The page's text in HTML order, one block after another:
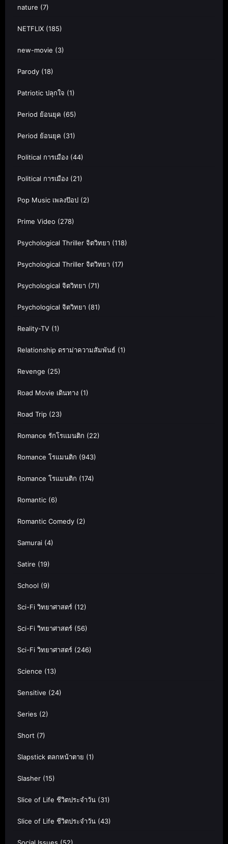
nature (7)
NETFLIX (185)
new-movie (3)
Parody (18)
Patriotic ปลุกใจ (1)
Period ย้อนยุค (65)
Period ย้อนยุค (31)
Political การเมือง (44)
Political การเมือง (21)
Pop Music เพลงป๊อป (2)
Prime Video (278)
Psychological Thriller จิตวิทยา (118)
Psychological Thriller จิตวิทยา (17)
Psychological จิตวิทยา (71)
Psychological จิตวิทยา (81)
Reality-TV (1)
Relationship ดราม่าความสัมพันธ์ (1)
Revenge (25)
Road Movie เดินทาง (1)
Road Trip (23)
Romance รักโรแมนติก (22)
Romance โรแมนติก (943)
Romance โรแมนติก (174)
Romantic (6)
Romantic Comedy (2)
Samurai (4)
Satire (19)
School (9)
Sci-Fi วิทยาศาสตร์ (12)
Sci-Fi วิทยาศาสตร์ (56)
Sci-Fi วิทยาศาสตร์ (246)
Science (13)
Sensitive (24)
Series (2)
Short (7)
Slapstick ตลกหน้าตาย (1)
Slasher (15)
Slice of Life ชีวิตประจำวัน (31)
Slice of Life ชีวิตประจำวัน (43)